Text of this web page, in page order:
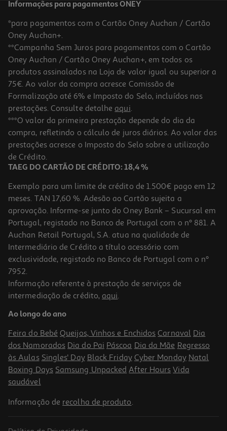
5.0
Comida Húmida Para Cachorro Schesir Lata Com Frango E Aloé
150g
20.6 €/Kg
3,09 €
Comida Húmida Cão Schesir Bio Lata Porco 400g
14.23 €/Kg
5,69 €
Informações para pagamentos ONEY
*para pagamentos com o Cartão Oney Auchan / Cartão
Oney Auchan+.
**Campanha Sem Juros para pagamentos com o Cartão
Oney Auchan / Cartão Oney Auchan+, em todos os
produtos assinalados na Loja de valor igual ou superior a
75€. Ao valor da compra acresce Comissão de
Formalização até 6% e Imposto do Selo, incluídos nas
prestações. Consulte detalhe aqui.
***O valor da primeira prestação depende do dia da
compra, refletindo o cálculo de juros diários. Ao valor das
prestações acresce o Imposto do Selo sobre a utilização
de Crédito.
TAEG DO CARTÃO DE CRÉDITO: 18,4 %
Exemplo para um limite de crédito de 1.500€ pago em 12
meses. TAN 17,60 %. Adesão ao Cartão sujeita a
aprovação. Informe-se junto do Oney Bank – Sucursal em
Portugal, registado no Banco de Portugal com o nº 881. A
Auchan Retail Portugal, S.A. atua na qualidade de
Intermediário de Crédito a título acessório com
exclusividade, registado no Banco de Portugal com o nº
7952.
Informação referente à prestação de serviços de
intermediação de crédito, aqui.
Ao longo do ano
Feira do Bebé Queijos, Vinhos e Enchidos Carnaval Dia
dos Namorados Dia do Pai Páscoa Dia da Mãe Regresso
às Aulas Singles' Day Black Friday Cyber Monday Natal
Boxing Days Samsung Unpacked After Hours Vida
saudável
Informação de recolha de produto.